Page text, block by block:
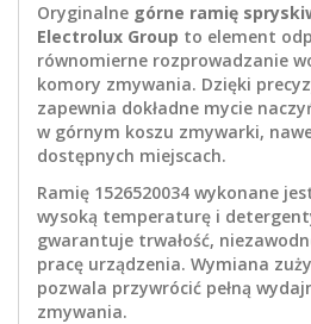
Oryginalne górne ramię
Electrolux Group to element
równomierne rozprowadzanie
komory zmywania. Dzięki
zapewnia dokładne mycie
w górnym koszu zmywarki,
dostępnych miejscach.
Ramię 1526520034 wykonane
wysoką temperaturę i
gwarantuje trwałość,
pracę urządzenia. Wymiana
pozwala przywrócić pełną
zmywania.